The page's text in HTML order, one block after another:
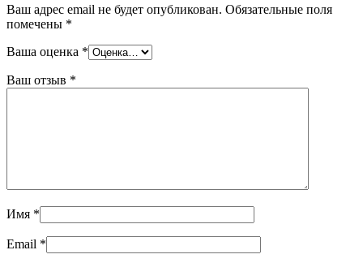
Ваш адрес email не будет опубликован. Обязательные поля
помечены *
Ваша оценка *
Ваш отзыв *
Имя *
Email *